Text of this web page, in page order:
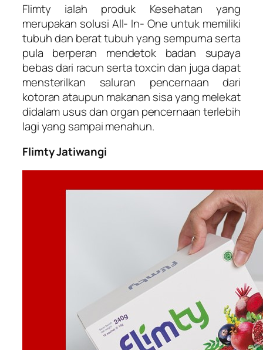
Flimty ialah produk Kesehatan yang
merupakan solusi All- In- One untuk memiliki
tubuh dan berat tubuh yang sempurna serta
pula berperan mendetok badan supaya
bebas dari racun serta toxcin dan juga dapat
mensterilkan saluran pencernaan dari
kotoran ataupun makanan sisa yang melekat
didalam usus dan organ pencernaan terlebih
lagi yang sampai menahun.
Flimty Jatiwangi